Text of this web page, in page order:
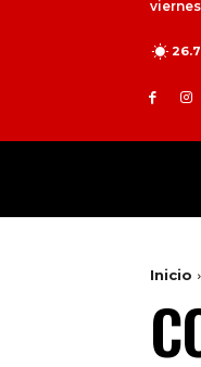
26.7
Inicio